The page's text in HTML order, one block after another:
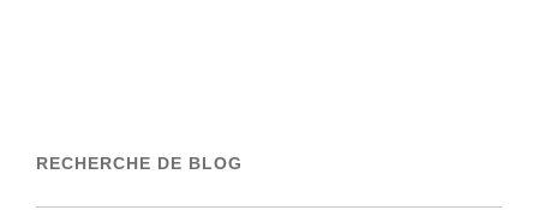
RECHERCHE DE BLOG